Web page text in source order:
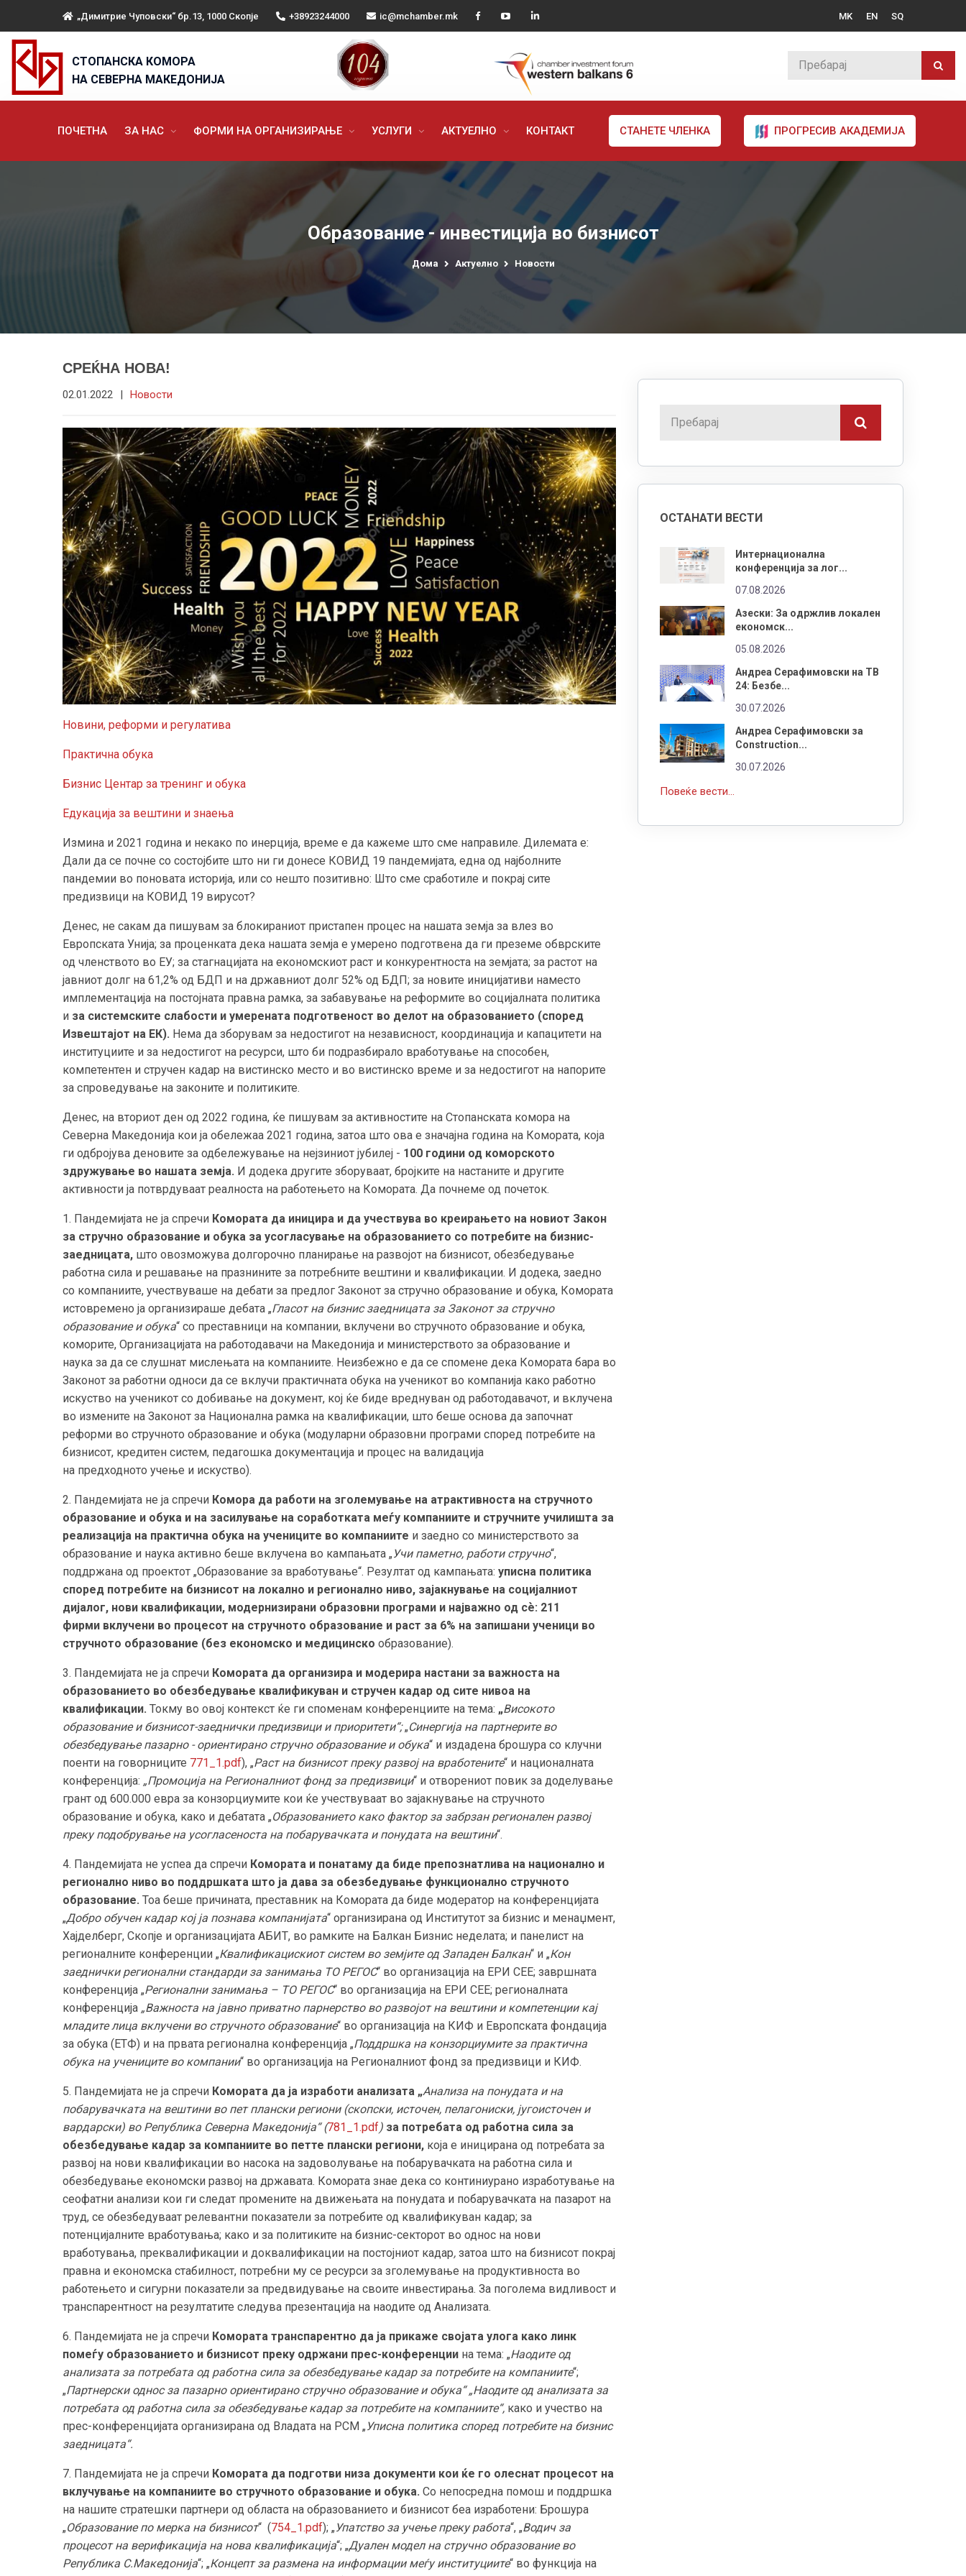
„Димитрие Чуповски“ бр.13, 1000 Скопје +38923244000 ic@mchamber.mk MK EN SQ
СТОПАНСКА КОМОРА
НА СЕВЕРНА МАКЕДОНИЈА
ПОЧЕТНА ЗА НАС ФОРМИ НА ОРГАНИЗИРАЊЕ УСЛУГИ АКТУЕЛНО КОНТАКТ СТАНЕТЕ ЧЛЕНКА ПРОГРЕСИВ АКАДЕМИЈА
Образование - инвестиција во бизнисот
Дома Актуелно Новости
СРЕЌНА НОВА!
02.01.2022 | Новости
Новини, реформи и регулатива
Практична обука
Бизнис Центар за тренинг и обука
Едукација за вештини и знаења
Измина и 2021 година и некако по инерција, време е да кажеме што сме направиле. Дилемата е:
Дали да се почне со состојбите што ни ги донесе КОВИД 19 пандемијата, една од најболните
пандемии во поновата историја, или со нешто позитивно: Што сме сработиле и покрај сите
предизвици на КОВИД 19 вирусот?
Денес, не сакам да пишувам за блокираниот пристапен процес на нашата земја за влез во
Европската Унија; за проценката дека нашата земја е умерено подготвена да ги преземе обврските
од членството во ЕУ; за стагнацијата на економскиот раст и конкурентноста на земјата; за растот на
јавниот долг на 61,2% од БДП и на државниот долг 52% од БДП; за новите иницијативи наместо
имплементација на постојната правна рамка, за забавување на реформите во социјалната политика
и за системските слабости и умерената подготвеност во делот на образованието (според
Извештајот на ЕК). Нема да зборувам за недостигот на независност, координација и капацитети на
институциите и за недостигот на ресурси, што би подразбирало вработување на способен,
компетентен и стручен кадар на вистинско место и во вистинско време и за недостигот на напорите
за спроведување на законите и политиките.
Денес, на вториот ден од 2022 година, ќе пишувам за активностите на Стопанската комора на
Северна Македонија кои ја обележаа 2021 година, затоа што ова е значајна година на Комората, која
ги одбројува деновите за одбележување на нејзиниот јубилеј - 100 години од коморското
здружување во нашата земја. И додека другите зборуваат, бројките на настаните и другите
активности ја потврдуваат реалноста на работењето на Комората. Да почнеме од почеток.
1. Пандемијата не ја спречи Комората да иницира и да учествува во креирањето на новиот Закон
за стручно образование и обука за усогласување на образованието со потребите на бизнис-
заедницата, што овозможува долгорочно планирање на развојот на бизнисот, обезбедување
работна сила и решавање на празнините за потребните вештини и квалификации. И додека, заедно
со компаниите, учествуваше на дебати за предлог Законот за стручно образование и обука, Комората
истовремено ја организираше дебата „Гласот на бизнис заедницата за Законот за стручно
образование и обука“ со преставници на компании, вклучени во стручното образование и обука,
коморите, Организацијата на работодавачи на Македонија и министерството за образование и
наука за да се слушнат мислењата на компаниите. Неизбежно е да се спомене дека Комората бара во
Законот за работни односи да се вклучи практичната обука на ученикот во компанија како работно
искуство на ученикот со добивање на документ, кој ќе биде вреднуван од работодавачот, и вклучена
во измените на Законот за Национална рамка на квалификации, што беше основа да започнат
реформи во стручното образование и обука (модуларни образовни програми според потребите на
бизнисот, кредитен систем, педагошка документација и процес на валидација
на предходното учење и искуство).
2. Пандемијата не ја спречи Комора да работи на зголемување на атрактивноста на стручното
образование и обука и на засилување на соработката меѓу компаниите и стручните училишта за
реализација на практична обука на учениците во компаниите и заедно со министерството за
образование и наука активно беше вклучена во кампањата „Учи паметно, работи стручно“,
поддржана од проектот „Образование за вработување“. Резултат од кампањата: уписна политика
според потребите на бизнисот на локално и регионално ниво, зајакнување на социјалниот
дијалог, нови квалификации, модернизирани образовни програми и најважно од сѐ: 211
фирми вклучени во процесот на стручното образование и раст за 6% на запишани ученици во
стручното образование (без економско и медицинско образование).
3. Пандемијата не ја спречи Комората да организира и модерира настани за важноста на
образованието во обезбедување квалификуван и стручен кадар од сите нивоа на
квалификации. Токму во овој контекст ќе ги споменам конференциите на тема: „Високото
образование и бизнисот-заеднички предизвици и приоритети“;„Синергија на партнерите во
обезбедување пазарно - ориентирано стручно образование и обука“ и издадена брошура со клучни
поенти на говорниците 771_1.pdf), „Раст на бизнисот преку развој на вработените“ и националната
конференција: „Промоција на Регионалниот фонд за предизвици“ и отворениот повик за доделување
грант од 600.000 евра за конзорциумите кои ќе учествуваат во зајакнување на стручното
образование и обука, како и дебатата „Образованието како фактор за забрзан регионален развој
преку подобрување на усогласеноста на побарувачката и понудата на вештини“.
4. Пандемијата не успеа да спречи Комората и понатаму да биде препознатлива на национално и
регионално ниво во поддршката што ја дава за обезбедување функционално стручното
образование. Тоа беше причината, преставник на Комората да биде модератор на конференцијата
„Добро обучен кадар кој ја познава компанијата“ организирана од Институтот за бизнис и менаџмент,
Хајделберг, Скопје и организацијата АБИТ, во рамките на Балкан Бизнис неделатa; и панелист на
регионалните конференции „Квалификацискиот систем во земјите од Западен Балкан“ и „Кон
заеднички регионални стандарди за занимања ТО РЕГОС“ во организација на ЕРИ СЕЕ; завршната
конференција „Регионални занимања – ТО РЕГОС“ во организација на ЕРИ СЕЕ; регионалната
конференција „Важноста на јавно приватно парнерство во развојот на вештини и компетенции кај
младите лица вклучени во стручното образование“ во организација на КИФ и Европската фондација
за обука (ЕТФ) и на првата регионална конференција „Поддршка на конзорциумите за практична
обука на учениците во компании“ во организација на Регионалниот фонд за предизвици и КИФ.
5. Пандемијата не ја спречи Комората да ја изработи анализата „Анализа на понудата и на
побарувачката на вештини во пет плански региони (скопски, источен, пелагониски, југоисточен и
вардарски) во Република Северна Македонија“ (781_1.pdf) за потребата од работна сила за
обезбедување кадар за компаниите во петте плански региони, која е иницирана од потребата за
развој на нови квалификации во насока на задоволување на побарувачката на работна сила и
обезбедување економски развој на државата. Комората знае дека со континиурано изработување на
сеофатни анализи кои ги следат промените на движењата на понудата и побарувачката на пазарот на
труд, се обезбедуваат релевантни показатели за потребите од квалификуван кадар; за
потенцијалните вработувања; како и за политиките на бизнис-секторот во однос на нови
вработувања, преквалификации и доквалификации на постојниот кадар, затоа што на бизнисот покрај
правна и економска стабилност, потребни му се ресурси за зголемување на продуктивноста во
работењето и сигурни показатели за предвидување на своите инвестирања. За поголема видливост и
транспарентност на резултатите следува презентација на наодите од Анализата.
6. Пандемијата не ја спречи Комората транспарентно да ја прикаже својата улога како линк
помеѓу образованието и бизнисот преку одржани прес-конференции на тема: „Наодите од
анализата за потребата од работна сила за обезбедување кадар за потребите на компаниите“;
„Партнерски однос за пазарно ориентирано стручно образование и обука“ „Наодите од анализата за
потребата од работна сила за обезбедување кадар за потребите на компаниите“, како и учество на
прес-конференцијата организирана од Владата на РСМ „Уписна политика според потребите на бизнис
заедницата“.
7. Пандемијата не ја спречи Комората да подготви низа документи кои ќе го олеснат процесот на
вклучување на компаниите во стручното образование и обука. Со непосредна помош и поддршка
на нашите стратешки партнери од областа на образованието и бизнисот беа изработени: Брошура
„Образование по мерка на бизнисот“ (754_1.pdf); „Упатство за учење преку работа“, „Водич за
процесот на верификација на нова квалификација“; „Дуален модел на стручно образование во
Република С.Македонија“; „Концепт за размена на информации меѓу институциите“ во функција на
ОСТАНАТИ ВЕСТИ
Интернационална
конференција за лог...
07.08.2026
Азески: За одржлив локален
економск...
05.08.2026
Андреа Серафимовски на ТВ
24: Безбе...
30.07.2026
Андреа Серафимовски за
Construction...
30.07.2026
Повеќе вести...